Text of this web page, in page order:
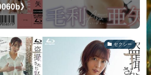
》
セクシー